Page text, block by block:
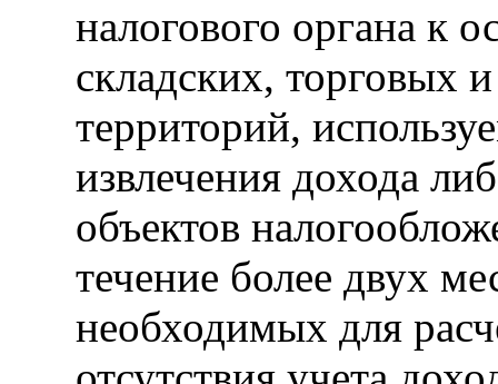
налогового органа к
складских, торговых
территорий,
извлечения дохода
объектов
течение более двух
необходимых для